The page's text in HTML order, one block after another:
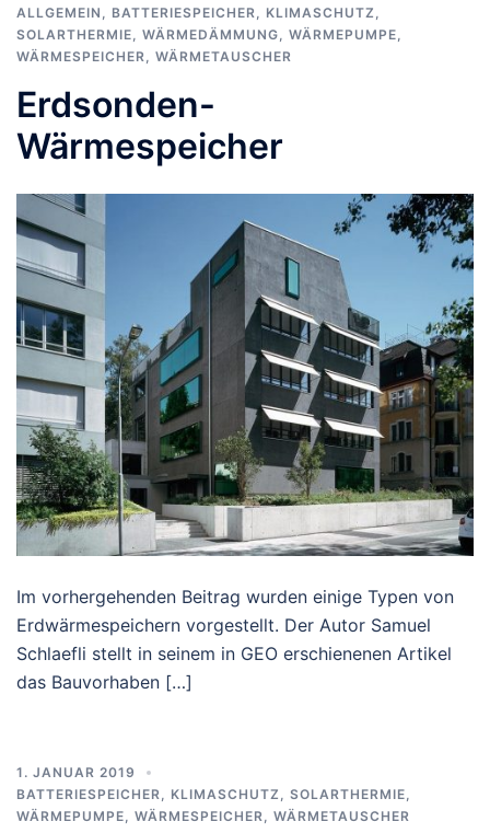
ALLGEMEIN
BATTERIESPEICHER KLIMASCHUTZ
SOLARTHERMIE
WÄRMEDÄMMUNG WÄRMEPUMPE
WÄRMESPEICHER
WÄRMETAUSCHER
Erdsonden-
Wärmespeicher
Im vorhergehenden Beitrag wurden einige Typen von
Erdwärmespeichern vorgestellt. Der Autor Samuel
Schlaefli stellt in seinem in GEO erschienenen Artikel
das Bauvorhaben […]
1. JANUAR 2019
BATTERIESPEICHER
KLIMASCHUTZ SOLARTHERMIE
WÄRMEPUMPE
WÄRMESPEICHER WÄRMETAUSCHER